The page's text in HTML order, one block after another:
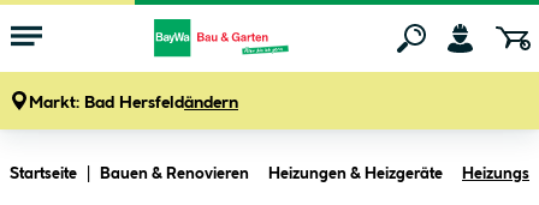
Markt: Bad Hersfeldändern
Startseite Bauen & Renovieren Heizungen & Heizgeräte